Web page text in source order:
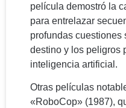
película demostró la
para entrelazar
profundas cuestiones
destino y los peligros
inteligencia artificial.
Otras películas
«RoboCop» (1987),